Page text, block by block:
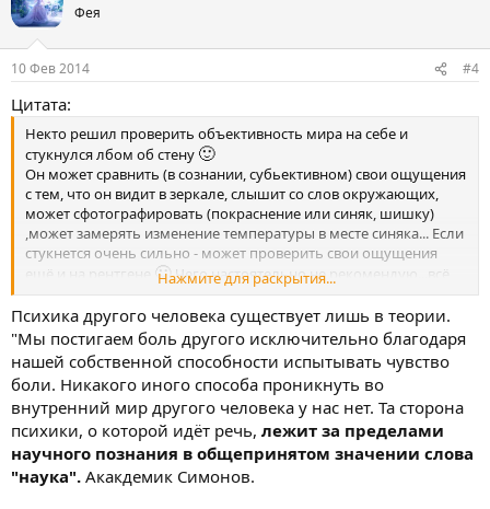
Фея
10 Фев 2014 #4
Цитата:
Некто решил проверить объективность мира на себе и
стукнулся лбом об стену 🙂
Он может сравнить (в сознании, субьективном) свои ощущения
с тем, что он видит в зеркале, слышит со слов окружающих,
может сфотографировать (покраснение или синяк, шишку)
,может замерять изменение температуры в месте синяка... Если
стукнется очень сильно - может проверить свои ощущения
ещё и на рентгене
🙂Чего настоятельно не рекомендую...всё
уже проверено, до нас!
Нажмите для раскрытия...
Психика другого человека существует лишь в теории.
"Мы постигаем боль другого исключительно благодаря
нашей собственной способности испытывать чувство
боли. Никакого иного способа проникнуть во
внутренний мир другого человека у нас нет. Та сторона
психики, о которой идёт речь, лежит за пределами
научного познания в общепринятом значении слова
"наука". Акакдемик Симонов.